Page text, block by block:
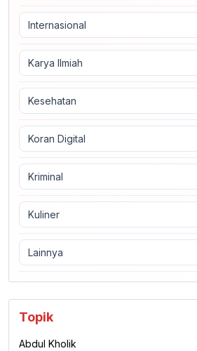
Internasional
Karya Ilmiah
Kesehatan
Koran Digital
Kriminal
Kuliner
Lainnya
Topik
Abdul Kholik